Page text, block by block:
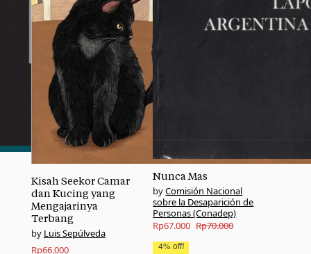
Kisah Seekor Camar
dan Kucing yang
Mengajarinya
Terbang
Luis Sepúlveda
Rp66.000
Nunca Mas
Comisión Nacional
sobre la Desaparición de
Personas (Conadep)
Rp70.000
Original
price
Rp67.000
Current
price
4% off!